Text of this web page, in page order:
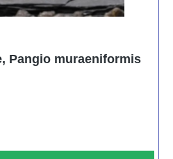
Pangio muraeniformis